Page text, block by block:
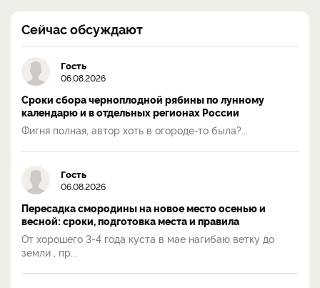
Сейчас обсуждают
Гость
06.08.2026
Сроки сбора черноплодной рябины по лунному
календарю и в отдельных регионах России
Фигня полная, автор хоть в огороде-то была?...
Гость
06.08.2026
Пересадка смородины на новое место осенью и
весной: сроки, подготовка места и правила
От хорошего 3-4 года куста в мае нагибаю ветку до
земли , пр...